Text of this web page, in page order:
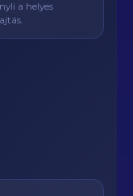
a helyes